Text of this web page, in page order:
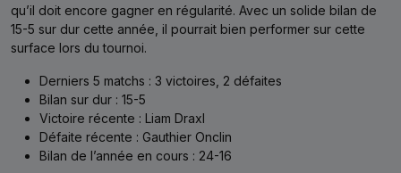
qu’il doit encore gagner en régularité. Avec un solide bilan de
15-5 sur dur cette année, il pourrait bien performer sur cette
surface lors du tournoi.
Derniers 5 matchs : 3 victoires, 2 défaites
Bilan sur dur : 15-5
Victoire récente : Liam Draxl
Défaite récente : Gauthier Onclin
Bilan de l’année en cours : 24-16